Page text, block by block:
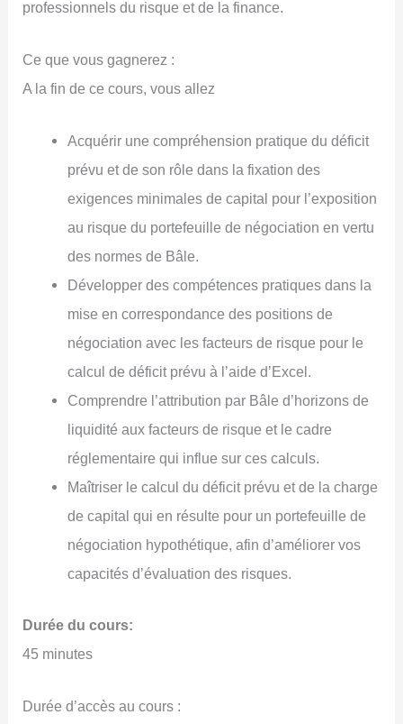
professionnels du risque et de la finance.
Ce que vous gagnerez :
A la fin de ce cours, vous allez
Acquérir une compréhension pratique du déficit
prévu et de son rôle dans la fixation des
exigences minimales de capital pour l’exposition
au risque du portefeuille de négociation en vertu
des normes de Bâle.
Développer des compétences pratiques dans la
mise en correspondance des positions de
négociation avec les facteurs de risque pour le
calcul de déficit prévu à l’aide d’Excel.
Comprendre l’attribution par Bâle d’horizons de
liquidité aux facteurs de risque et le cadre
réglementaire qui influe sur ces calculs.
Maîtriser le calcul du déficit prévu et de la charge
de capital qui en résulte pour un portefeuille de
négociation hypothétique, afin d’améliorer vos
capacités d’évaluation des risques.
Durée du cours:
45 minutes
Durée d’accès au cours :